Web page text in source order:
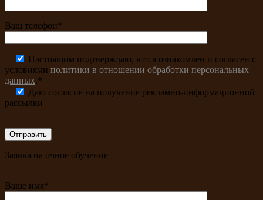
Ваш телефон*
Настоящим подтверждаю, что я ознакомлен и согласен с
условиями политики в отношении обработки персональных
данных.*
Даю согласие на получение рекламно-информационной
рассылки
Заявка на очное обучение
Ваше имя*